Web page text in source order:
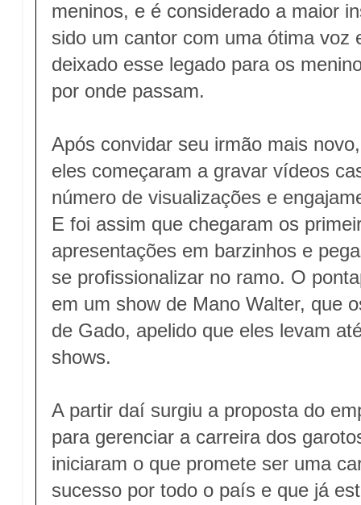
meninos, e é considerado a maior
sido um cantor com uma ótima voz
deixado esse legado para os
por onde passam.
Após convidar seu irmão mais
eles começaram a gravar vídeos
número de visualizações e
E foi assim que chegaram os
apresentações em barzinhos e
se profissionalizar no ramo. O
em um show de Mano Walter, que
de Gado, apelido que eles levam
shows.
A partir daí surgiu a proposta do
para gerenciar a carreira dos
iniciaram o que promete ser uma
sucesso por todo o país e que já